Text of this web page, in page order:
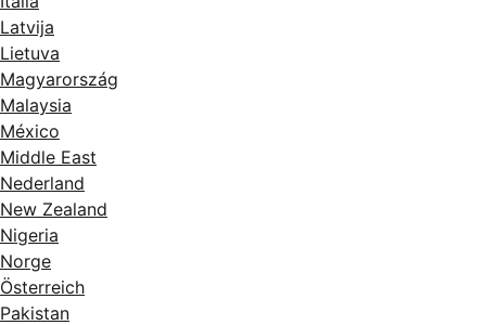
Latvija
Lietuva
Magyarország
Malaysia
México
Middle East
Nederland
New Zealand
Nigeria
Norge
Österreich
Pakistan